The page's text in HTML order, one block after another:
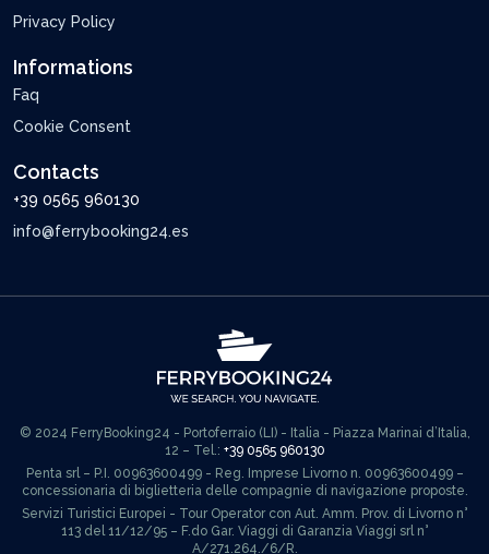
Privacy Policy
Informations
Faq
Cookie Consent
Contacts
+39 0565 960130
info@ferrybooking24.es
© 2024 FerryBooking24 - Portoferraio (LI) - Italia - Piazza Marinai d’Italia,
12 – Tel.: +39 0565 960130
Penta srl – P.I. 00963600499 - Reg. Imprese Livorno n. 00963600499 –
concessionaria di biglietteria delle compagnie di navigazione proposte.
Servizi Turistici Europei - Tour Operator con Aut. Amm. Prov. di Livorno n°
113 del 11/12/95 – F.do Gar. Viaggi di Garanzia Viaggi srl n°
A/271.264./6/R.